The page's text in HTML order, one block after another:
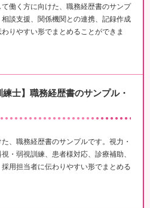
働く方に向けた、職務経歴書のサンプ
談支援、関係機関との連携、記録作成
りやすい形でまとめることができま
練士】職務経歴書のサンプル・
、職務経歴書のサンプルです。視力・
・弱視訓練、患者様対応、診療補助、
用担当者に伝わりやすい形でまとめる